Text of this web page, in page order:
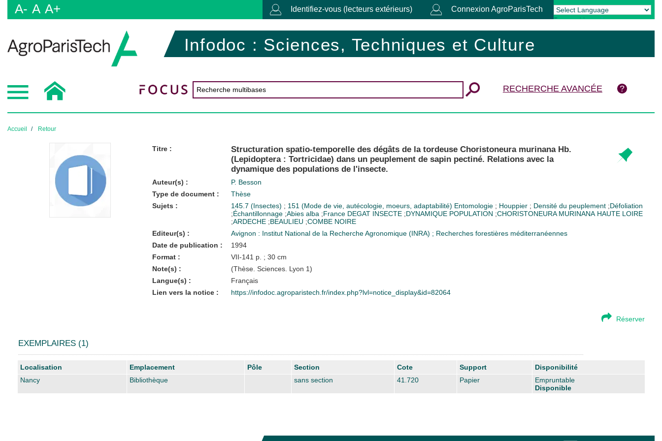
A- A A+ Identifiez-vous (lecteurs extérieurs) Connexion AgroParisTech
Powered by Translate
Infodoc : Sciences, Techniques et Culture
RECHERCHE AVANCÉE
Accueil Retour
Titre :
Structuration spatio-temporelle des dégâts de la tordeuse Choristoneura murinana Hb.
(Lepidoptera : Tortricidae) dans un peuplement de sapin pectiné. Relations avec la
dynamique des populations de l'insecte.
Auteur(s) :
P. Besson
Type de document :
Thèse
Sujets :
145.7 (Insectes) ; 151 (Mode de vie, autécologie, moeurs, adaptabilité) Entomologie ; Houppier ; Densité du peuplement ;Défoliation
;Échantillonnage ;Abies alba ;France DEGAT INSECTE ;DYNAMIQUE POPULATION ;CHORISTONEURA MURINANA HAUTE LOIRE
;ARDECHE ;BEAULIEU ;COMBE NOIRE
Editeur(s) :
Avignon : Institut National de la Recherche Agronomique (INRA) ; Recherches forestières méditerranéennes
Date de publication :
1994
Format :
VII-141 p. ; 30 cm
Note(s) :
(Thèse. Sciences. Lyon 1)
Langue(s) :
Français
Lien vers la notice :
https://infodoc.agroparistech.fr/index.php?lvl=notice_display&id=82064
Réserver
EXEMPLAIRES (1)
Liste des exemplaires
Localisation Emplacement Pôle Section Cote Support
Disponibilité
Nancy
Bibliothèque sans section 41.720 Papier
Empruntable
Disponible